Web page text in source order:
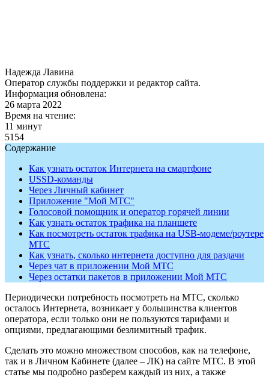
Надежда Лавина
Оператор службы поддержки и редактор сайта.
Информация обновлена:
26 марта 2022
Время на чтение:
11 минут
5154
Содержание
Как узнать остаток Интернета на смартфоне
USSD-команды
Через Личный кабинет
Приложение "Мой МТС"
Голосовой помощник и оператор горячей линии
Как узнать остаток трафика на планшете
Как посмотреть остаток трафика на USB-модеме/роутере
МТС
Как узнать, сколько интернета доступно для раздачи
Через чат в приложении Мой МТС
Через остатки пакетов в приложении Мой МТС
Периодически потребность посмотреть на МТС, сколько
осталось Интернета, возникает у большинства клиентов
оператора, если только они не пользуются тарифами и
опциями, предлагающими безлимитный трафик.
Сделать это можно множеством способов, как на телефоне,
так и в Личном Кабинете (далее – ЛК) на сайте МТС. В этой
статье мы подробно разберем каждый из них, а также